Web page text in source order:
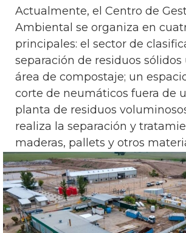
Actualmente, el Centro de
Ambiental se organiza en
principales: el sector de
separación de residuos sólidos
área de compostaje; un
corte de neumáticos fuera de
planta de residuos
realiza la separación y
maderas, pallets y otros